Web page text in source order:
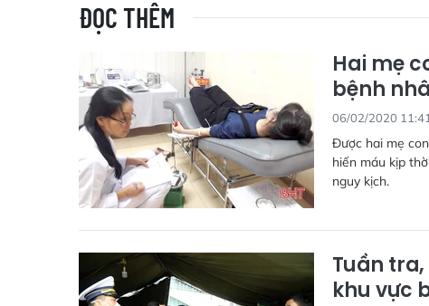
ĐỌC THÊM
Hai mẹ
bệnh
06/02/2020 11:41
Được hai mẹ
hiến máu kịp
nguy kịch.
Tuần
khu vực